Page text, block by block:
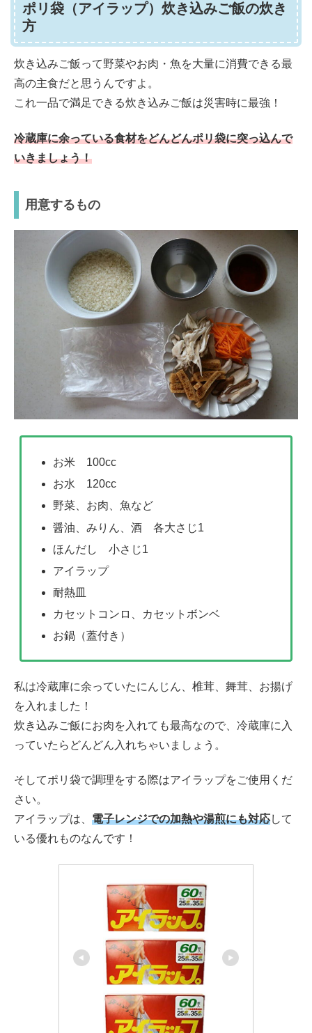
ポリ袋（アイラップ）炊き込みご飯の炊き
方
炊き込みご飯って野菜やお肉・魚を大量に消費できる最
高の主食だと思うんですよ。
これ一品で満足できる炊き込みご飯は災害時に最強！
冷蔵庫に余っている食材をどんどんポリ袋に突っ込んで
いきましょう！
用意するもの
お米 100cc
お水 120cc
野菜、お肉、魚など
醤油、みりん、酒 各大さじ1
ほんだし 小さじ1
アイラップ
耐熱皿
カセットコンロ、カセットボンベ
お鍋（蓋付き）
私は冷蔵庫に余っていたにんじん、椎茸、舞茸、お揚げ
を入れました！
炊き込みご飯にお肉を入れても最高なので、冷蔵庫に入
っていたらどんどん入れちゃいましょう。
そしてポリ袋で調理をする際はアイラップをご使用くだ
さい。
アイラップは、 電子レンジでの加熱や湯煎にも対応して
いる優れものなんです！